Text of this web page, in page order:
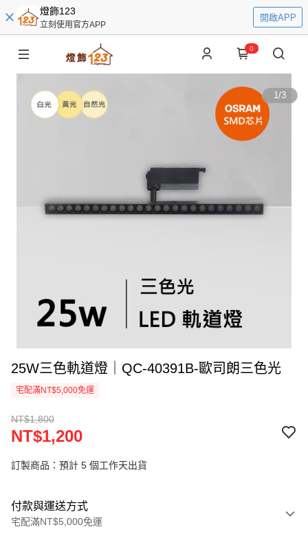
燈飾123
立刻使用官方APP
開啟APP
0
1/3
25W三色軌道燈｜QC-40391B-歐司朗三色光
宅配滿NT$5,000免運
NT$1,800
NT$1,200
訂製商品：預計 5 個工作天出貨
付款與運送方式
宅配滿NT$5,000免運